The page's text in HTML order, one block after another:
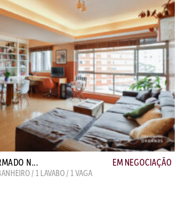
N... EM NEGOCIAÇÃO
/ 1 LAVABO / 1 VAGA